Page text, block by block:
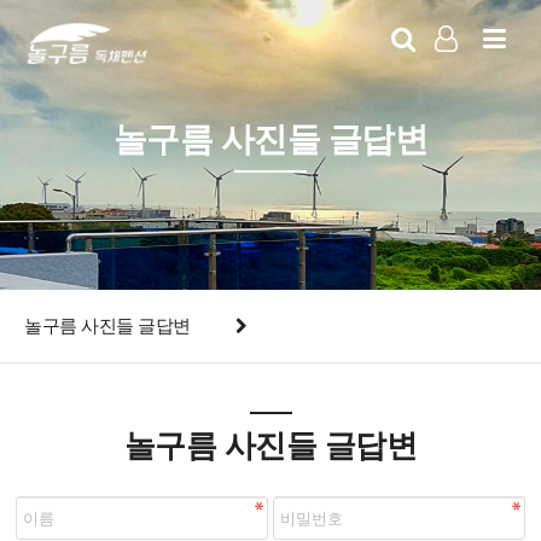
LOG IN
SIGN UP
놀구름 사진들 글답변
놀구름 사진들 글답변
놀구름 사진들 글답변